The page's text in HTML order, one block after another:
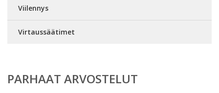
Viilennys
Virtaussäätimet
PARHAAT ARVOSTELUT